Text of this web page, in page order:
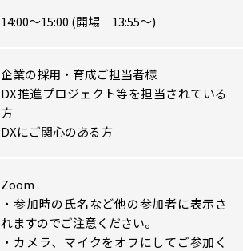
14:00～15:00 (開場 13:55～)
企業の採用・育成ご担当者様
DX推進プロジェクト等を担当されている
方
DXにご関心のある方
Zoom
・参加時の氏名など他の参加者に表示さ
れますのでご注意ください。
・カメラ、マイクをオフにしてご参加く